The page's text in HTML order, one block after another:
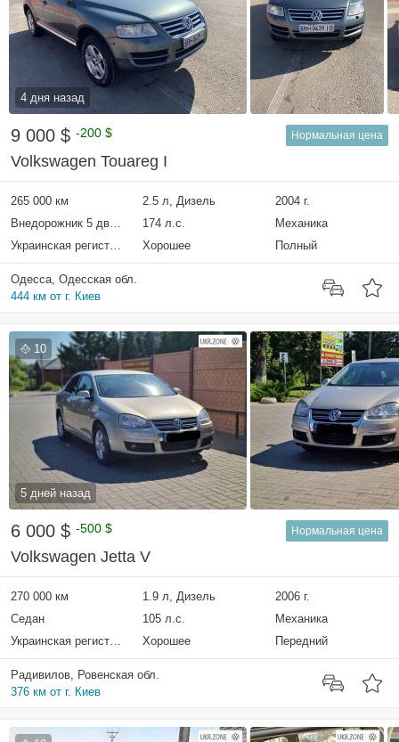
4 дня назад
9 000 $ -200 $ Нормальная цена
Volkswagen Touareg I
265 000 км 2.5 л, Дизель
2004 г.
Внедорожник 5 дверей
174 л.с.
Механика
Украинская регистрация
Хорошее Полный
Одесса, Одесская обл.
444 км от г. Киев
10
5 дней назад
6 000 $ -500 $ Нормальная цена
Volkswagen Jetta V
270 000 км 1.9 л, Дизель
2006 г.
Седан
105 л.с.
Механика
Украинская регистрация
Хорошее Передний
Радивилов, Ровенская обл.
376 км от г. Киев